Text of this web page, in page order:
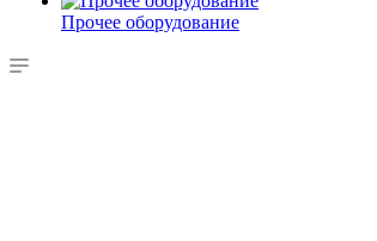
Прочее оборудование